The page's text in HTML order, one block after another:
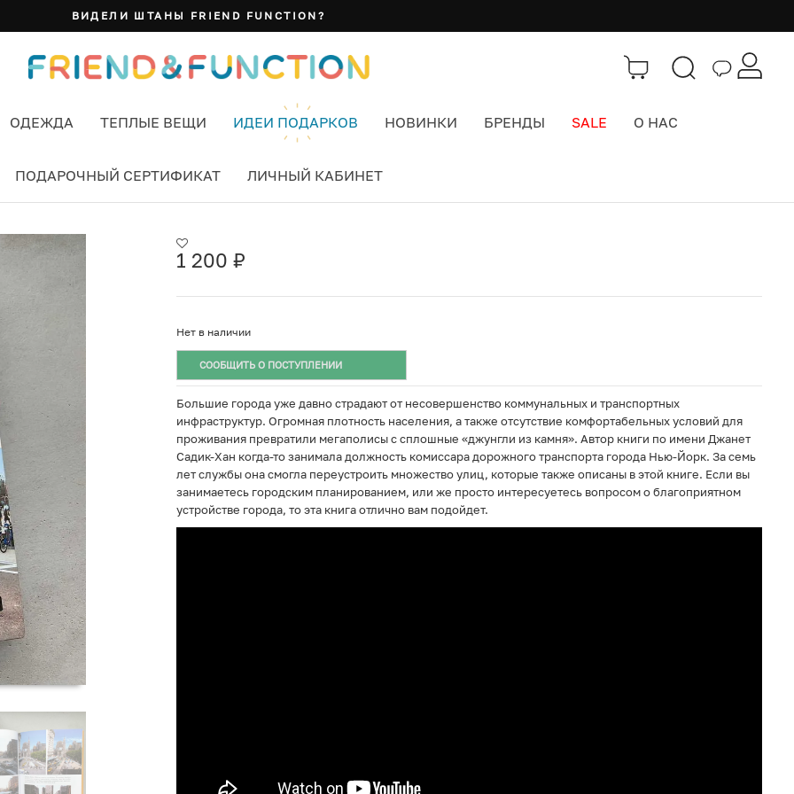
ВИДЕЛИ ШТАНЫ FRIEND FUNCTION?
ОДЕЖДА ТЕПЛЫЕ ВЕЩИ ИДЕИ ПОДАРКОВ НОВИНКИ БРЕНДЫ SALE О НАС
ПОДАРОЧНЫЙ СЕРТИФИКАТ ЛИЧНЫЙ КАБИНЕТ
1 200 ₽
Нет в наличии
СООБЩИТЬ О ПОСТУПЛЕНИИ
Большие города уже давно страдают от несовершенство коммунальных и транспортных
инфраструктур. Огромная плотность населения, а также отсутствие комфортабельных условий для
проживания превратили мегаполисы с сплошные «джунгли из камня». Автор книги по имени Джанет
Садик-Хан когда-то занимала должность комиссара дорожного транспорта города Нью-Йорк. За семь
лет службы она смогла переустроить множество улиц, которые также описаны в этой книге. Если вы
занимаетесь городским планированием, или же просто интересуетесь вопросом о благоприятном
устройстве города, то эта книга отлично вам подойдет.